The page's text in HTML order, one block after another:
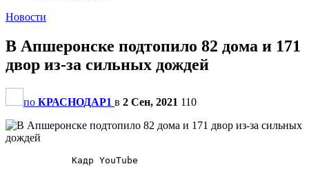
Новости
В Апшеронске подтопило 82 дома и 171
двор из-за сильных дождей
по КРАСНОДАР1 в 2 Сен, 2021 110
            Кадр YouTube